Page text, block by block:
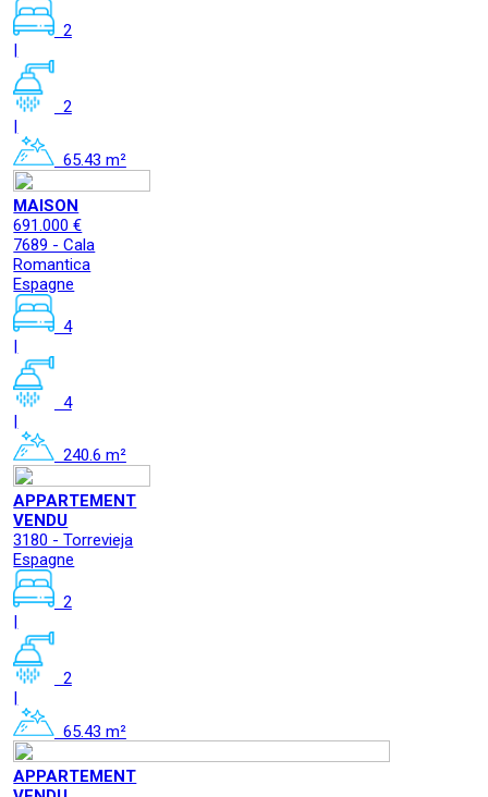
2
|
2
|
65.43 m²
MAISON
691.000 €
7689 - Cala
Romantica
Espagne
4
|
4
|
240.6 m²
APPARTEMENT
VENDU
3180 - Torrevieja
Espagne
2
|
2
|
65.43 m²
APPARTEMENT